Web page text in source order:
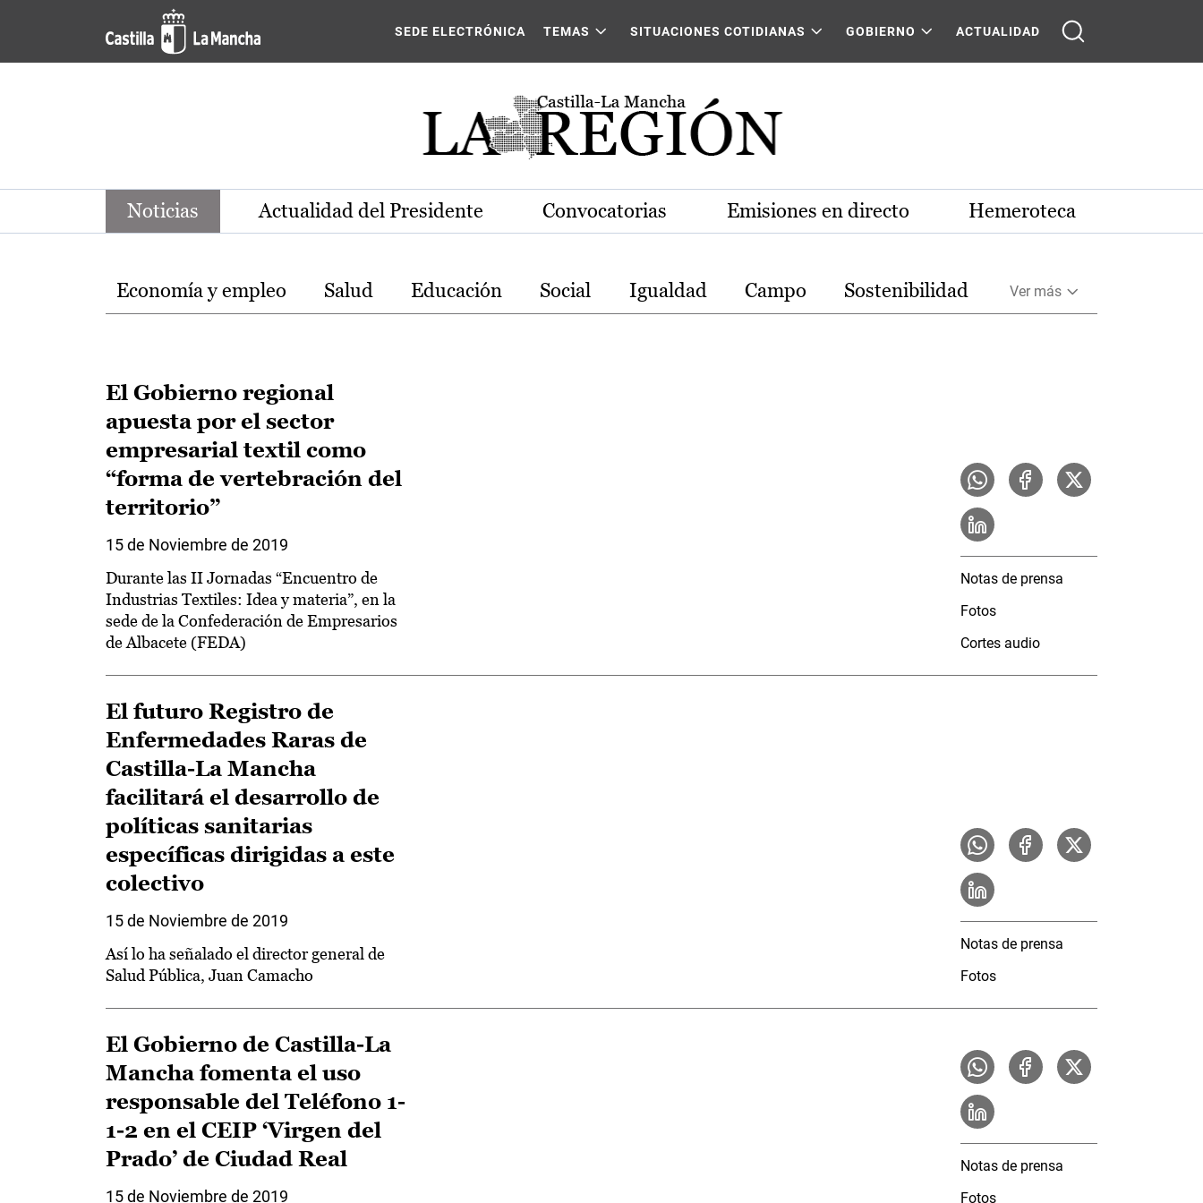
Pasar al contenido principal
Noticias de la región de Castilla-La Mancha
SEDE ELECTRÓNICA TEMAS SITUACIONES COTIDIANAS GOBIERNO ACTUALIDAD
Noticias Actualidad del Presidente Convocatorias Emisiones en directo Hemeroteca
Temas
Economía y empleo Salud Educación Social Igualdad Campo Sostenibilidad Ver más
El Gobierno regional
apuesta por el sector
empresarial textil como
“forma de vertebración del
territorio”
15 de Noviembre de 2019
Durante las II Jornadas “Encuentro de
Industrias Textiles: Idea y materia”, en la
sede de la Confederación de Empresarios
de Albacete (FEDA)
Notas de prensa
Fotos
Cortes audio
El futuro Registro de
Enfermedades Raras de
Castilla-La Mancha
facilitará el desarrollo de
políticas sanitarias
específicas dirigidas a este
colectivo
15 de Noviembre de 2019
Así lo ha señalado el director general de
Salud Pública, Juan Camacho
Notas de prensa
Fotos
El Gobierno de Castilla-La
Mancha fomenta el uso
responsable del Teléfono 1-
1-2 en el CEIP ‘Virgen del
Prado’ de Ciudad Real
15 de Noviembre de 2019
Notas de prensa
Fotos